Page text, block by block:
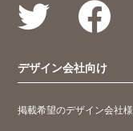
デザイン会社向け
掲載希望のデザイン会社様